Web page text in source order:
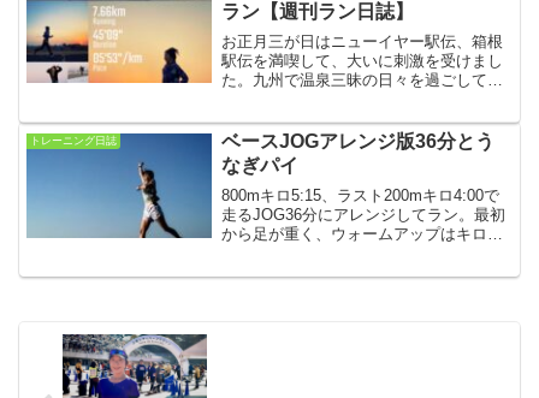
ラン【週刊ラン日誌】
お正月三が日はニューイヤー駅伝、箱根
駅伝を満喫して、大いに刺激を受けまし
た。九州で温泉三昧の日々を過ごして疲
練メニューをこなしました。【2022年1
月3日〜9日】
トレーニング日誌
ベースJOGアレンジ版36分とう
なぎパイ
800mキロ5:15、ラスト200mキロ4:00で
走るJOG36分にアレンジしてラン。最初
から足が重く、ウォームアップはキロ